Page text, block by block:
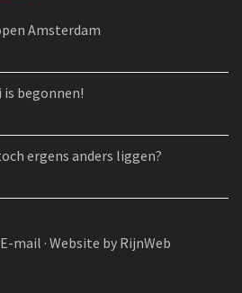
Amsterdam
is begonnen!
ergens anders liggen?
E-mail · Website by RijnWeb